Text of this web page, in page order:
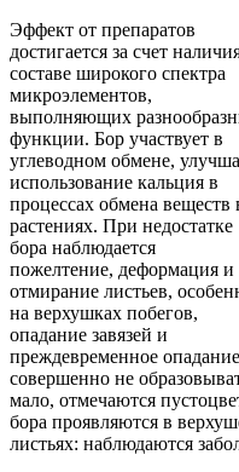
Эффект от препаратов
достигается за счет
составе широкого спектра
микроэлементов,
выполняющих
функции. Бор участвует в
углеводном обмене,
использование кальция в
процессах обмена веществ
растениях. При недостатке
бора наблюдается
пожелтение, деформация и
отмирание листьев,
на верхушках побегов,
опадание завязей и
преждевременное
совершенно не
мало, отмечаются
бора проявляются в
листьях: наблюдаются